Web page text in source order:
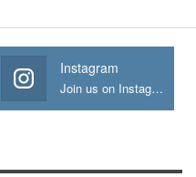
Instagram
Join us on Instagram